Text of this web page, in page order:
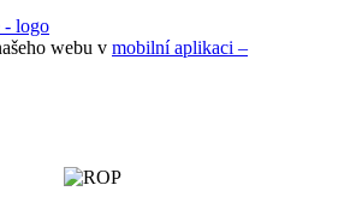
webu v mobilní aplikaci –